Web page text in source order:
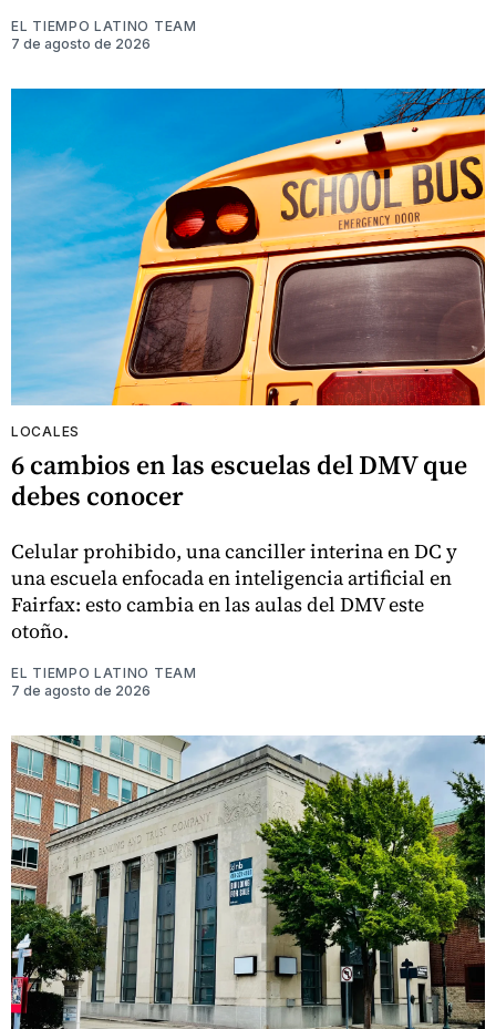
EL TIEMPO LATINO TEAM
7 de agosto de 2026
LOCALES
6 cambios en las escuelas del DMV que
debes conocer
Celular prohibido, una canciller interina en DC y
una escuela enfocada en inteligencia artificial en
Fairfax: esto cambia en las aulas del DMV este
otoño.
EL TIEMPO LATINO TEAM
7 de agosto de 2026